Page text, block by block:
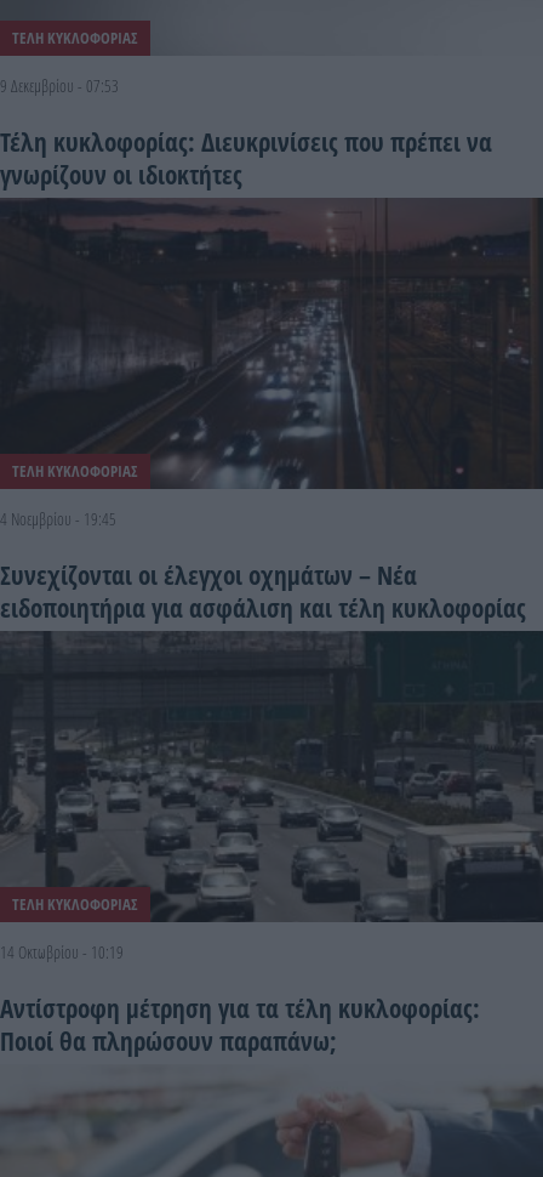
ΤΕΛΗ ΚΥΚΛΟΦΟΡΙΑΣ
9 Δεκεμβρίου - 07:53
Τέλη κυκλοφορίας: Διευκρινίσεις που πρέπει να
γνωρίζουν οι ιδιοκτήτες
ΤΕΛΗ ΚΥΚΛΟΦΟΡΙΑΣ
4 Νοεμβρίου - 19:45
Συνεχίζονται οι έλεγχοι οχημάτων – Νέα
ειδοποιητήρια για ασφάλιση και τέλη κυκλοφορίας
ΤΕΛΗ ΚΥΚΛΟΦΟΡΙΑΣ
14 Οκτωβρίου - 10:19
Αντίστροφη μέτρηση για τα τέλη κυκλοφορίας:
Ποιοί θα πληρώσουν παραπάνω;